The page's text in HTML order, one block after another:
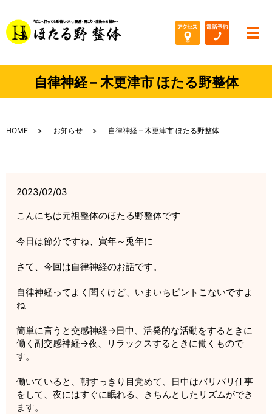
メ
自律神経 – 木更津市 ほたる野整体
HOME お知らせ 自律神経 – 木更津市 ほたる野整体
2023/02/03
こんにちは元祖整体のほたる野整体です
今日は節分ですね、寅年～兎年に
さて、今回は自律神経のお話です。
自律神経ってよく聞くけど、いまいちピントこないですよ
ね
簡単に言うと交感神経→日中、活発的な活動をするときに
働く副交感神経→夜、リラックスするときに働くもので
す。
働いていると、朝すっきり目覚めて、日中はバリバリ仕事
をして、夜にはすぐに眠れる、きちんとしたリズムができ
ます。